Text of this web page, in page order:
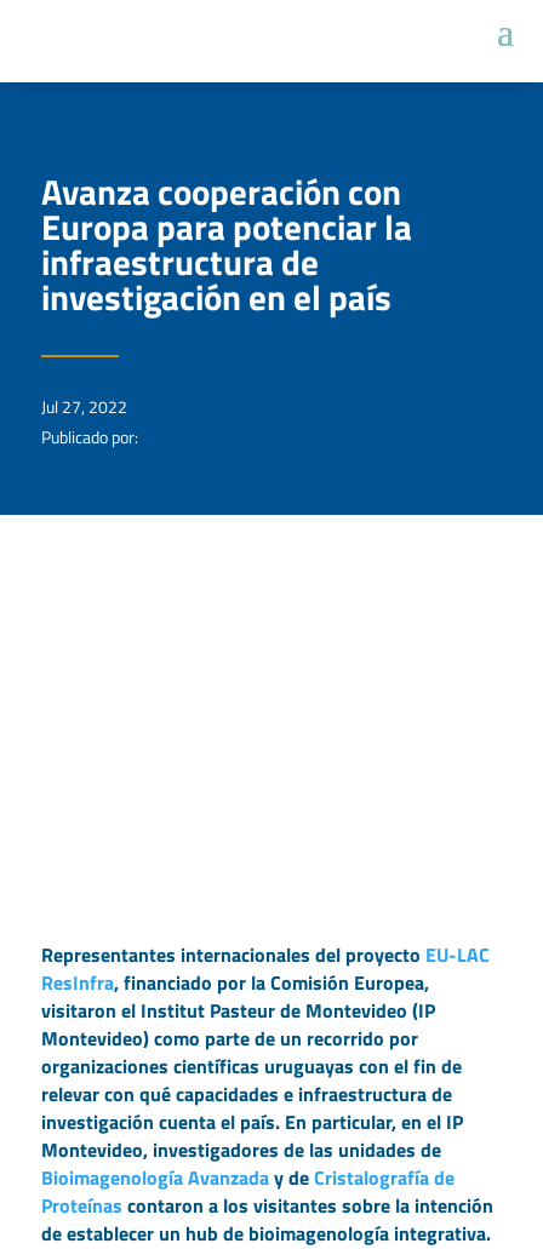
Avanza cooperación con
Europa para potenciar la
infraestructura de
investigación en el país
Jul 27, 2022
Publicado por:
Representantes internacionales del proyecto EU-LAC
ResInfra, financiado por la Comisión Europea,
visitaron el Institut Pasteur de Montevideo (IP
Montevideo) como parte de un recorrido por
organizaciones científicas uruguayas con el fin de
relevar con qué capacidades e infraestructura de
investigación cuenta el país. En particular, en el IP
Montevideo, investigadores de las unidades de
Bioimagenología Avanzaday deCristalografía de
Proteínas contaron a los visitantes sobre la intención
de establecer un hub de bioimagenología integrativa.